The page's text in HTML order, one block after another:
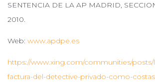
SENTENCIA DE LA AP MADRID,
2010.
Web: www.apdpe.es
https://www.xing.com/communities/posts/
factura-del-detective-privado-como-